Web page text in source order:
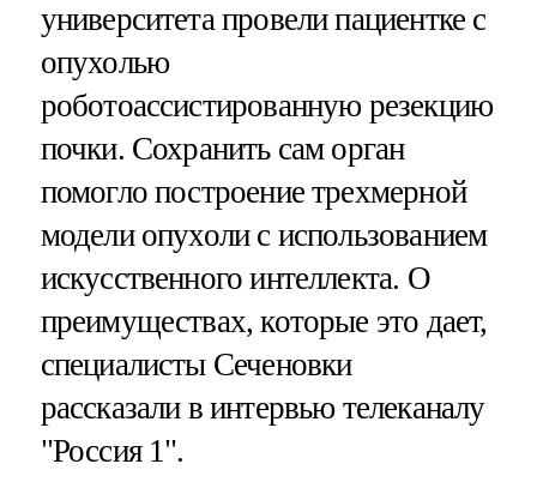
университета провели пациентке с
опухолью
роботоассистированную резекцию
почки. Сохранить сам орган
помогло построение трехмерной
модели опухоли с использованием
искусственного интеллекта. О
преимуществах, которые это дает,
специалисты Сеченовки
рассказали в интервью телеканалу
"Россия 1".